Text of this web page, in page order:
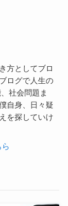
方としてブロ
ログで人生の
社会問題ま
自身、日々疑
を探していけ